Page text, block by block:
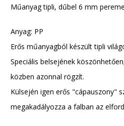
Műanyag tipli, dűbel 6 mm
Anyag: PP
Erős műanyagból készült tipli
Speciális belsejének
közben azonnal rögzít.
Külsején igen erős "cápauszony"
megakadályozza a falban az